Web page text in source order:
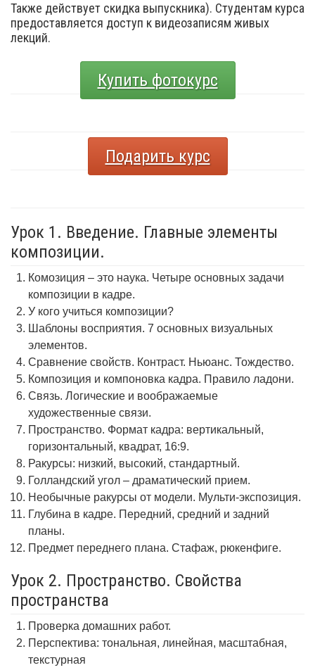
Также действует скидка выпускника). Студентам курса
предоставляется доступ к видеозаписям живых
лекций.
Купить фотокурс
Подарить курс
Урок 1. Введение. Главные элементы
композиции.
Комозиция – это наука. Четыре основных задачи
композиции в кадре.
У кого учиться композиции?
Шаблоны восприятия. 7 основных визуальных
элементов.
Сравнение свойств. Контраст. Ньюанс. Тождество.
Композиция и компоновка кадра. Правило ладони.
Связь. Логические и воображаемые
художественные связи.
Пространство. Формат кадра: вертикальный,
горизонтальный, квадрат, 16:9.
Ракурсы: низкий, высокий, стандартный.
Голландский угол – драматический прием.
Необычные ракурсы от модели. Мульти-экспозиция.
Глубина в кадре. Передний, средний и задний
планы.
Предмет переднего плана. Стафаж, рюкенфиге.
Урок 2. Пространство. Свойства
пространства
Проверка домашних работ.
Перспектива: тональная, линейная, масштабная,
текстурная